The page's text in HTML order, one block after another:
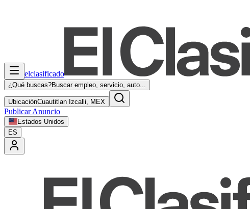
elclasificado
¿Qué buscas?Buscar empleo, servicio, auto...
UbicaciónCuautitlan Izcalli, MEX
Publicar Anuncio
Estados Unidos
ES